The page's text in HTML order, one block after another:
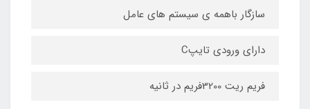
سازگار باهمه ی سیستم های عامل
دارای ورودی تایپC
فریم ریت 3200فریم در ثانیه